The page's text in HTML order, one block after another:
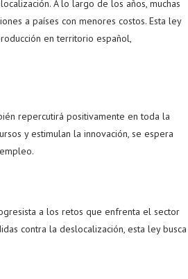
A lo largo de los años, muchas
a países con menores costos. Esta ley
en territorio español,
repercutirá positivamente en toda la
y estimulan la innovación, se espera
a los retos que enfrenta el sector
contra la deslocalización, esta ley busca